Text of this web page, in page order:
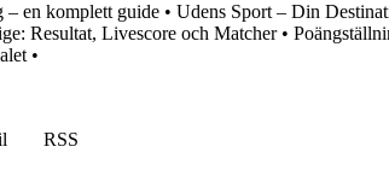
– en komplett guide • Udens Sport – Din
Resultat, Livescore och Matcher•
•
RSS